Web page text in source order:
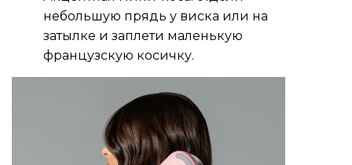
небольшую прядь у виска или на
затылке и заплети маленькую
французскую косичку.